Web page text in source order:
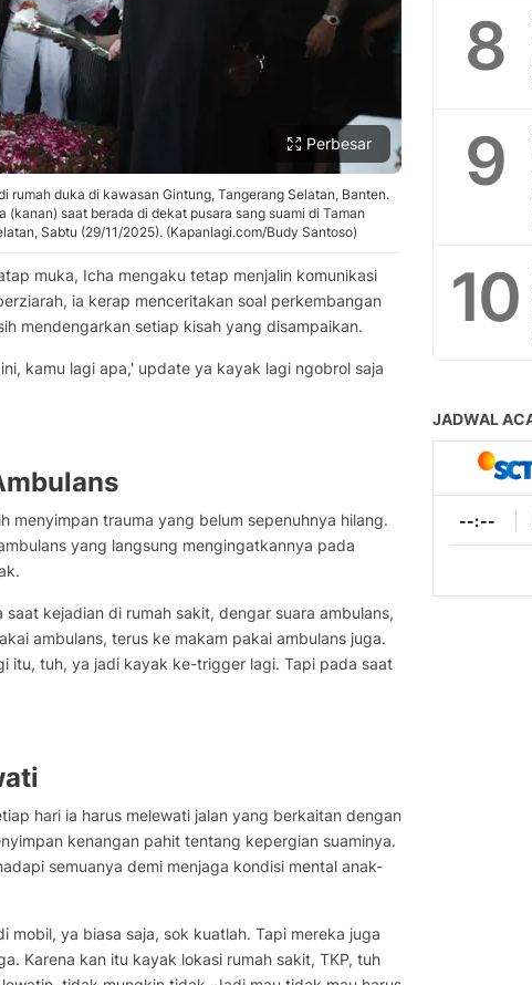
Perbesar
rumah duka di kawasan Gintung, Tangerang Selatan, Banten.
saat berada di dekat pusara sang suami di Taman
Sabtu (29/11/2025). (Kapanlagi.com/Budy Santoso)
muka, Icha mengaku tetap menjalin komunikasi
ia kerap menceritakan soal perkembangan
mendengarkan setiap kisah yang disampaikan.
kamu lagi apa,' update ya kayak lagi ngobrol saja
menyimpan trauma yang belum sepenuhnya hilang.
yang langsung mengingatkannya pada
saat kejadian di rumah sakit, dengar suara ambulans,
ambulans, terus ke makam pakai ambulans juga.
itu, tuh, ya jadi kayak ke-trigger lagi. Tapi pada saat
hari ia harus melewati jalan yang berkaitan dengan
kenangan pahit tentang kepergian suaminya.
semuanya demi menjaga kondisi mental anak-
mobil, ya biasa saja, sok kuatlah. Tapi mereka juga
Karena kan itu kayak lokasi rumah sakit, TKP, tuh
8
9
10